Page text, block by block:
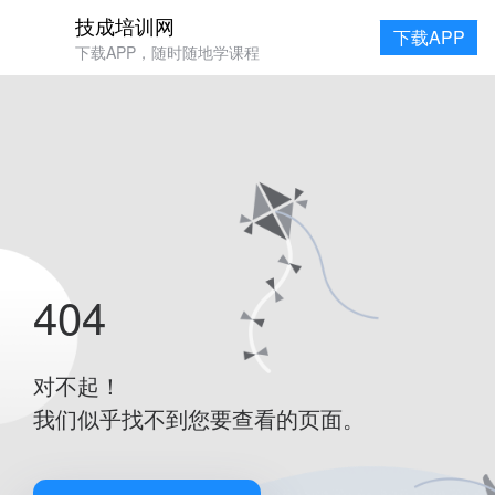
技成培训网
下载APP，随时随地学课程
下载APP
404
对不起！
我们似乎找不到您要查看的页面。